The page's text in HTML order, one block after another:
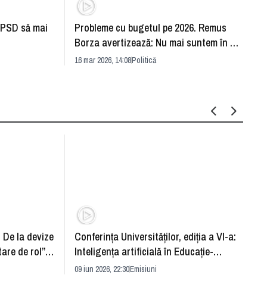
să mai
Probleme cu bugetul pe 2026. Remus
Borza avertizează: Nu mai suntem în an
electoral
16 mar 2026, 14:08Politică
la devize
de rol”.
Conferința Universităților, ediția a VI-a:
Inteligența artificială în Educație-
soluție sau problemă?
09 iun 2026, 22:30Emisiuni